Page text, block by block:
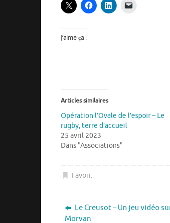
J’aime ça :
Articles similaires
Opération l’Ovale de l’espoir – Le
rugby, terre d’accueil
25 avril 2023
Dans "Associations"
Favori.
Le Creusot – Un jeu vidéo
Morvan